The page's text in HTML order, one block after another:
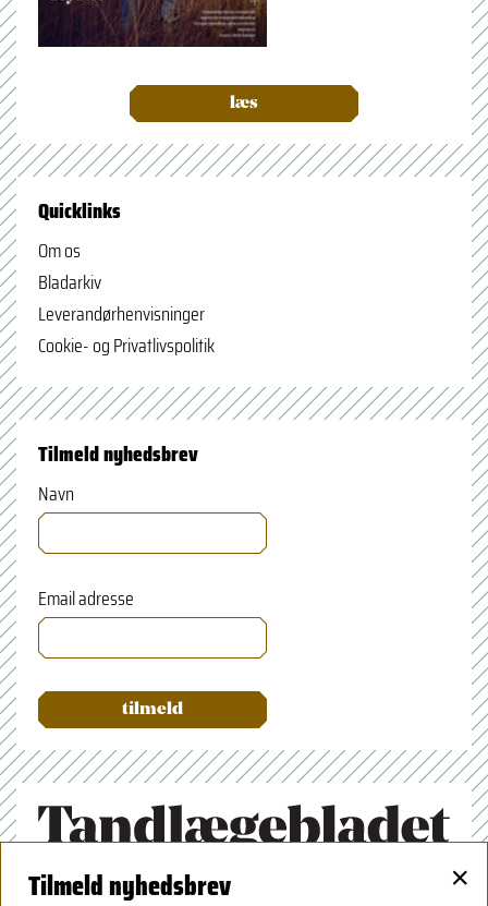
læs
Quicklinks
Om os
Bladarkiv
Leverandørhenvisninger
Cookie- og Privatlivspolitik
Tilmeld nyhedsbrev
Navn
Email adresse
Tandlægeforeningen
Tilmeld nyhedsbrev ×